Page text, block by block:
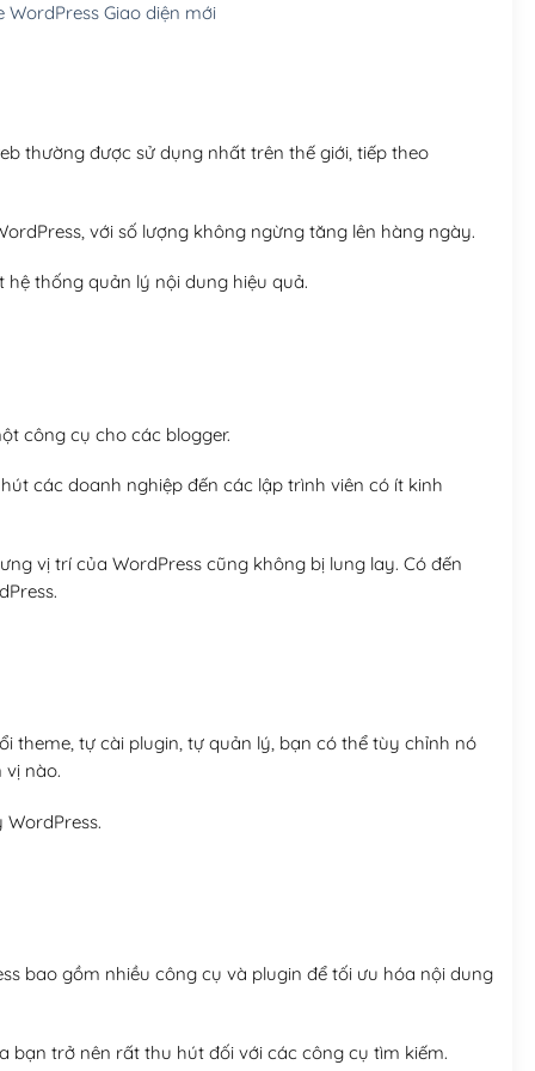
WordPress Giao diện mới
thường được sử dụng nhất trên thế giới, tiếp theo
với số lượng không ngừng tăng lên hàng ngày.
thống quản lý nội dung hiệu quả.
công cụ cho các blogger.
các doanh nghiệp đến các lập trình viên có ít kinh
vị trí của WordPress cũng không bị lung lay. Có đến
theme, tự cài plugin, tự quản lý, bạn có thể tùy chỉnh nó
nào.
bao gồm nhiều công cụ và plugin để tối ưu hóa nội dung
bạn trở nên rất thu hút đối với các công cụ tìm kiếm.